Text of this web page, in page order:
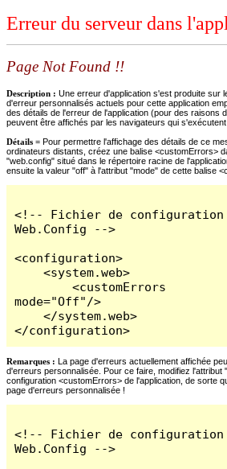
Erreur du serveur dans
Page Not Found !!
Description : Une erreur d'application s'est produite sur
d'erreur personnalisés actuels pour cette application
des détails de l'erreur de l'application (pour des raisons
peuvent être affichés par les navigateurs qui
Détails = Pour permettre l'affichage des détails de ce
ordinateurs distants, créez une balise <customErrors>
"web.config" situé dans le répertoire racine de
ensuite la valeur "off" à l'attribut "mode" de cette balise
<!-- Fichier de configuration
Web.Config -->
<configuration>
    <system.web>
        <customErrors
mode="Off"/>
    </system.web>
</configuration>
Remarques : La page d'erreurs actuellement affichée
d'erreurs personnalisée. Pour ce faire, modifiez l'attribut
configuration <customErrors> de l'application, de sorte
page d'erreurs personnalisée !
<!-- Fichier de configuration
Web.Config -->